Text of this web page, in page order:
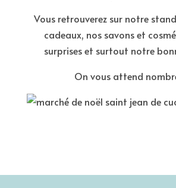
Vous retrouverez sur notre
cadeaux, nos savons et
surprises et surtout notre
On vous attend